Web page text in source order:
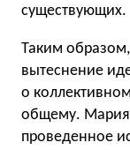
существующих.
Таким образом,
вытеснение
о
общему. Мария
проведенное